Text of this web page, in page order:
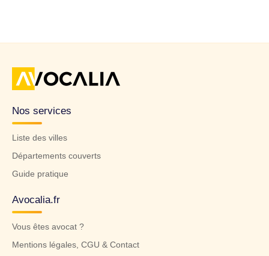
Nos services
Liste des villes
Départements couverts
Guide pratique
Avocalia.fr
Vous êtes avocat ?
Mentions légales, CGU & Contact